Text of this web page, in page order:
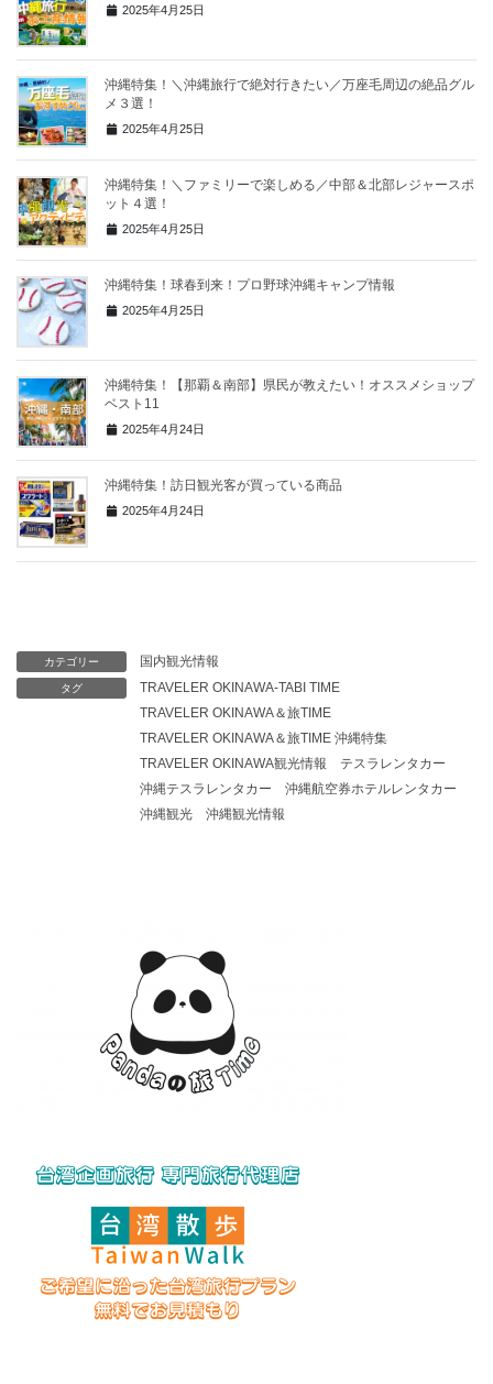
2025年4月25日
沖縄特集！＼沖縄旅行で絶対行きたい／万座毛周辺の絶品グル
メ３選！
2025年4月25日
沖縄特集！＼ファミリーで楽しめる／中部＆北部レジャースポ
ット４選！
2025年4月25日
沖縄特集！球春到来！プロ野球沖縄キャンプ情報
2025年4月25日
沖縄特集！【那覇＆南部】県民が教えたい！オススメショップ
ベスト11
2025年4月24日
沖縄特集！訪日観光客が買っている商品
2025年4月24日
カテゴリー 国内観光情報
タグ
TRAVELER OKINAWA-TABI TIME
TRAVELER OKINAWA＆旅TIME
TRAVELER OKINAWA＆旅TIME 沖縄特集
TRAVELER OKINAWA観光情報
テスラレンタカー
沖縄テスラレンタカー
沖縄航空券ホテルレンタカー
沖縄観光
沖縄観光情報